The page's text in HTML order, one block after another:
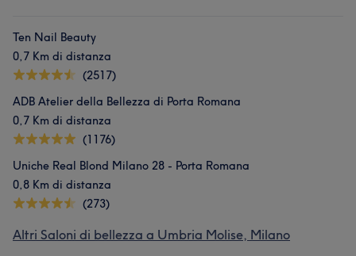
Ten Nail Beauty
0,7 Km di distanza
(2517)
ADB Atelier della Bellezza di Porta Romana
0,7 Km di distanza
(1176)
Uniche Real Blond Milano 28 - Porta Romana
0,8 Km di distanza
(273)
Altri Saloni di bellezza a Umbria Molise, Milano